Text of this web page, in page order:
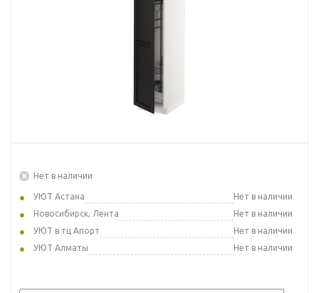
Нет в наличии
УЮТ Астана
Нет в наличии
Новосибирск, Лента
Нет в наличии
УЮТ в тц Апорт
Нет в наличии
УЮТ Алматы
Нет в наличии